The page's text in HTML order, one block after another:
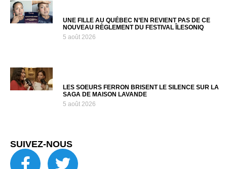
UNE FILLE AU QUÉBEC N’EN REVIENT PAS DE CE
NOUVEAU RÈGLEMENT DU FESTIVAL ÎLESONIQ
5 août 2026
LES SOEURS FERRON BRISENT LE SILENCE SUR LA
SAGA DE MAISON LAVANDE
5 août 2026
SUIVEZ-NOUS